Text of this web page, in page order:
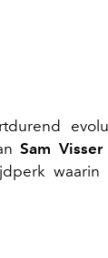
Sam Visser
waarin